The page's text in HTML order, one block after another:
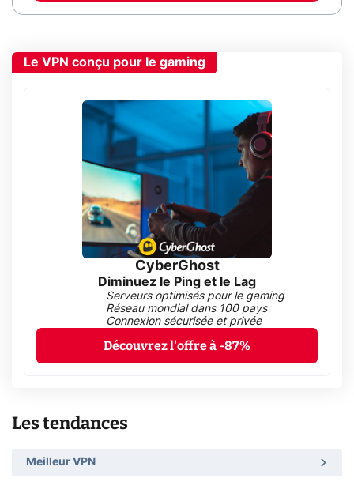
Le VPN conçu pour le gaming
CyberGhost
Diminuez le Ping et le Lag
Serveurs optimisés pour le gaming
Réseau mondial dans 100 pays
Connexion sécurisée et privée
Découvrez l'offre à -87%
Les tendances
Meilleur VPN